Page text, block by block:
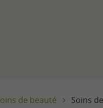
de beauté Soins